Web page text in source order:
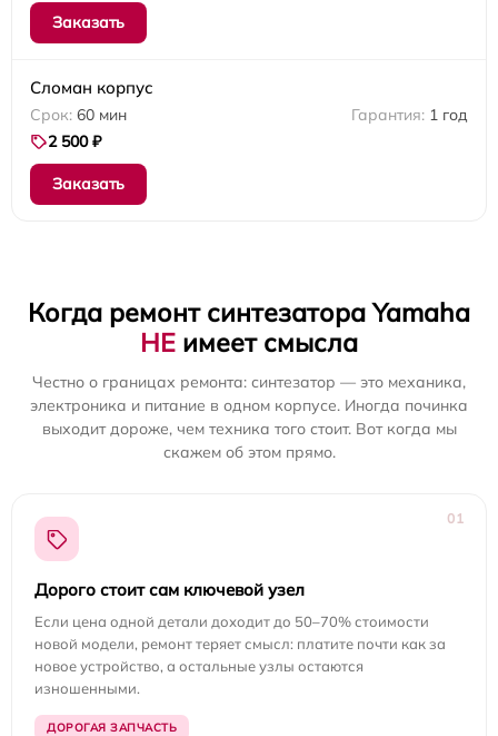
Заказать
Сломан корпус
60 мин
1 год
2 500 ₽
Заказать
Когда ремонт синтезатора Yamaha
НЕ имеет смысла
Честно о границах ремонта: синтезатор — это механика,
электроника и питание в одном корпусе. Иногда починка
выходит дороже, чем техника того стоит. Вот когда мы
скажем об этом прямо.
01
Дорого стоит сам ключевой узел
Если цена одной детали доходит до 50–70% стоимости
новой модели, ремонт теряет смысл: платите почти как за
новое устройство, а остальные узлы остаются
изношенными.
ДОРОГАЯ ЗАПЧАСТЬ